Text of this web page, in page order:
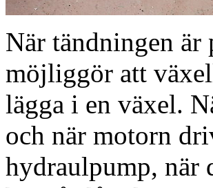
När tändningen är
möjliggör att
lägga i en växel.
och när motorn
hydraulpump, när